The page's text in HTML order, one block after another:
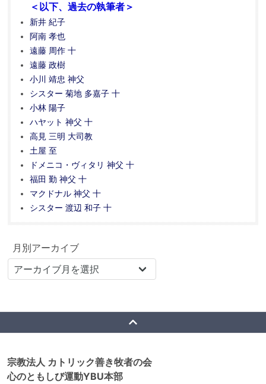
＜以下、過去の執筆者＞
新井 紀子
阿南 孝也
遠藤 周作 十
遠藤 政樹
小川 靖忠 神父
シスター 菊地 多嘉子 十
小林 陽子
ハヤット 神父 十
高見 三明 大司教
土屋 至
ドメニコ・ヴィタリ 神父 十
福田 勤 神父 十
マクドナル 神父 十
シスター 渡辺 和子 十
月別アーカイブ
宗教法人 カトリック善き牧者の会
心のともしび運動YBU本部